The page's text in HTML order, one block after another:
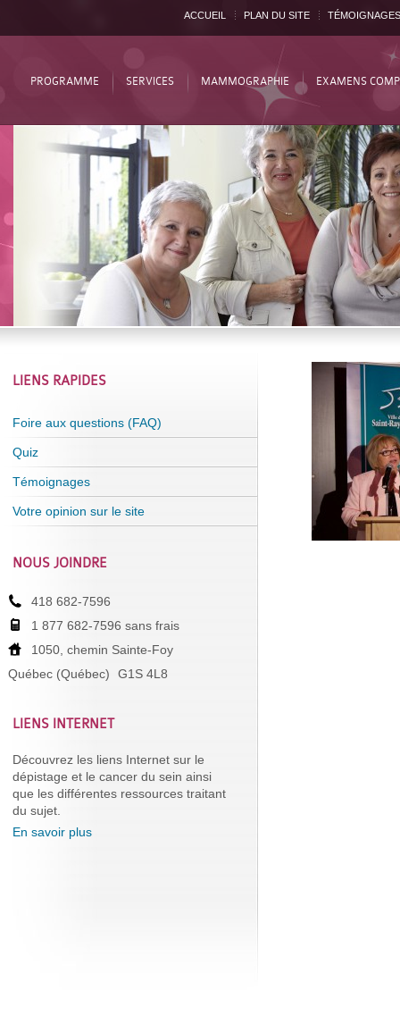
ACCUEIL PLAN DU SITE TÉMOIGNAGES
PROGRAMME SERVICES MAMMOGRAPHIE EXAMENS
LIENS RAPIDES
Foire aux questions (FAQ)
Quiz
Témoignages
Votre opinion sur le site
NOUS JOINDRE
418 682-7596
1 877 682-7596 sans frais
1050, chemin Sainte-Foy
Québec (Québec)
G1S 4L8
LIENS INTERNET
Découvrez les liens Internet sur le
dépistage et le cancer du sein ainsi
que les différentes ressources traitant
du sujet.
En savoir plus